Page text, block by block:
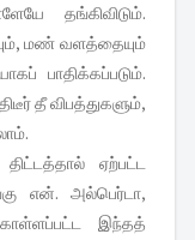
தங்கிவிடும்.
மண் வளத்தையும்
பாதிக்கப்படும்.
தீ விபத்துகளும்,
ஏற்பட்ட
என். அல்பெர்டா,
இந்தத்